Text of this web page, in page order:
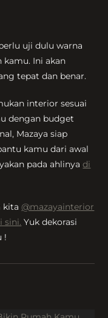
uji dulu warna
Ini akan
tepat dan benar.
interior sesuai
dengan budget
Mazaya siap
kamu dari awal
pada ahlinyadi
kita @mazayainterior
sini. Yuk dekorasi
!